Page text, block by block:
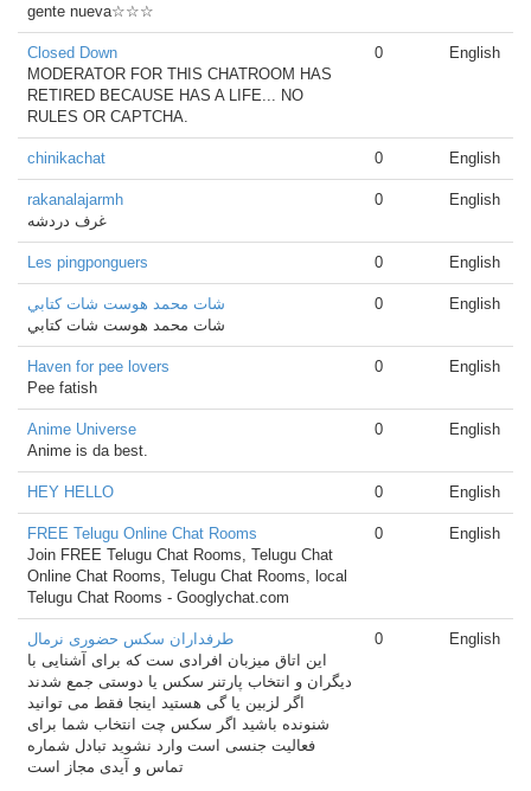
gente nueva☆☆☆
Closed Down
MODERATOR FOR THIS CHATROOM HAS
RETIRED BECAUSE HAS A LIFE... NO
RULES OR CAPTCHA.
0 English
chinikachat 0 English
rakanalajarmh
غرف دردشه
0 English
Les pingponguers 0 English
شات محمد هوست شات كتابي
شات محمد هوست شات كتابي
0 English
Haven for pee lovers
Pee fatish
0 English
Anime Universe
Anime is da best.
0 English
HEY HELLO 0 English
FREE Telugu Online Chat Rooms
Join FREE Telugu Chat Rooms, Telugu Chat
Online Chat Rooms, Telugu Chat Rooms, local
Telugu Chat Rooms - Googlychat.com
0 English
طرفداران سکس حضوری نرمال
این اتاق میزبان افرادی ست که برای آشنایی با
دیگران و انتخاب پارتنر سکس یا دوستی جمع شدند
اگر لزبین یا گی هستید اینجا فقط می توانید
شنونده باشید اگر سکس چت انتخاب شما برای
فعالیت جنسی است وارد نشوید تبادل شماره
تماس و آیدی مجاز است
0 English